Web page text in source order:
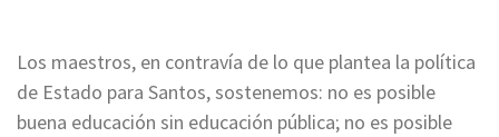
Los maestros, en contravía de lo que plantea la política
de Estado para Santos, sostenemos: no es posible
buena educación sin educación pública; no es posible